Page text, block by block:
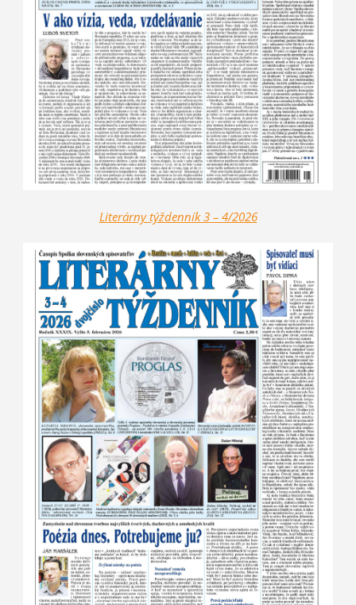
Literárny týždenník 3 – 4/2026